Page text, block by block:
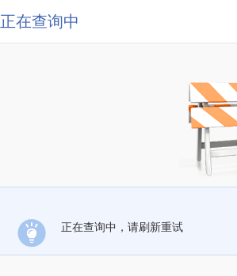
正在查询中
正在查询中，请刷新重试